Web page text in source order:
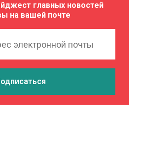
главных новостей
на вашей почте